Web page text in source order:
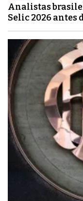
Analistas
Selic 2026 antes